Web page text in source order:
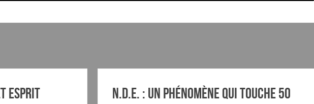
esprit
N.D.E. : un phénomène qui touche 50